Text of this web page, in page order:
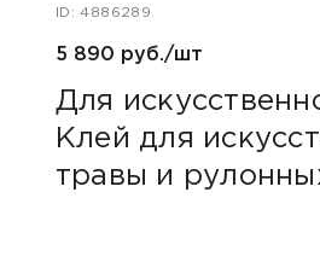
ID: 4886289
5 890 руб./шт
Для
Клей для
травы и